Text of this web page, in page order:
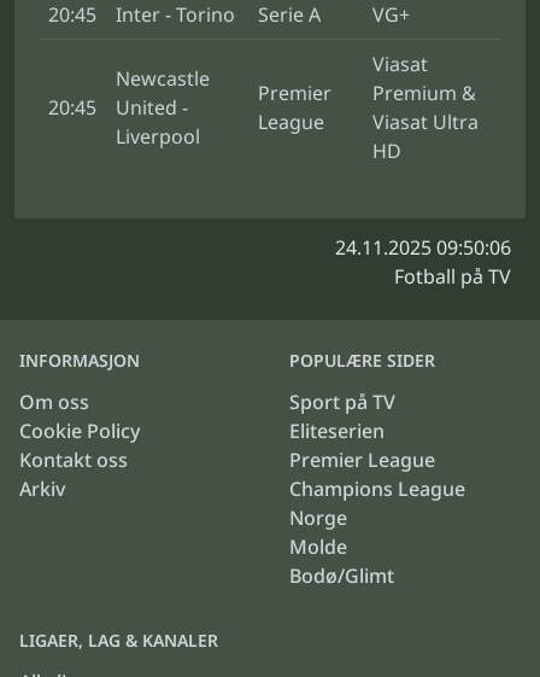
20:45 Inter - Torino Serie A VG+
20:45
Newcastle
United -
Liverpool
Premier
League
Viasat
Premium &
Viasat Ultra
HD
24.11.2025 09:50:06
Fotball på TV
INFORMASJON
Om oss
Cookie Policy
Kontakt oss
Arkiv
POPULÆRE SIDER
Sport på TV
Eliteserien
Premier League
Champions League
Norge
Molde
Bodø/Glimt
LIGAER, LAG & KANALER